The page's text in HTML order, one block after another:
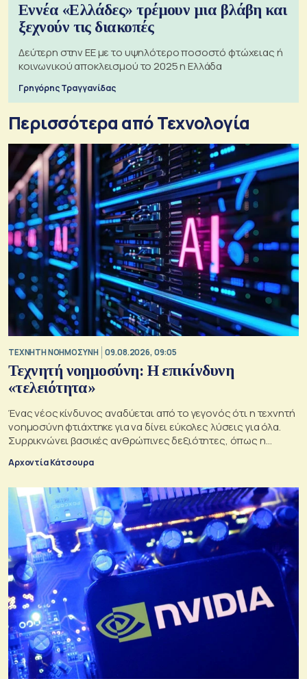
Εννέα «Ελλάδες» τρέμουν μια βλάβη και
ξεχνούν τις διακοπές
Δεύτερη στην ΕΕ με το υψηλότερο ποσοστό φτώχειας ή
κοινωνικού αποκλεισμού το 2025 η Ελλάδα
Γρηγόρης Τραγγανίδας
Περισσότερα από Τεχνολογία
TΕΧΝΗΤΗ ΝΟΗΜΟΣΥΝΗ 09.08.2026, 09:05
Τεχνητή νοημοσύνη: Η επικίνδυνη
«τελειότητα»
Ένας νέος κίνδυνος αναδύεται από το γεγονός ότι η τεχνητή
νοημοσύνη φτιάχτηκε για να δίνει εύκολες λύσεις για όλα.
Συρρικνώνει βασικές ανθρώπινες δεξιότητες, όπως η
Αρχοντία Κάτσουρα